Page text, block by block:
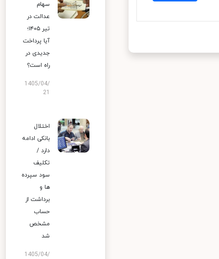
سهام
عدالت در
تیر ۱۴۰۵؛
آیا پرداخت
جدیدی در
راه است؟
1405/04/
اختلال
بانکی ادامه
دارد /
تکلیف
سود سپرده
ها و
برداشت از
حساب
مشخص
شد
1405/04/